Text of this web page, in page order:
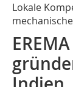
Lokale